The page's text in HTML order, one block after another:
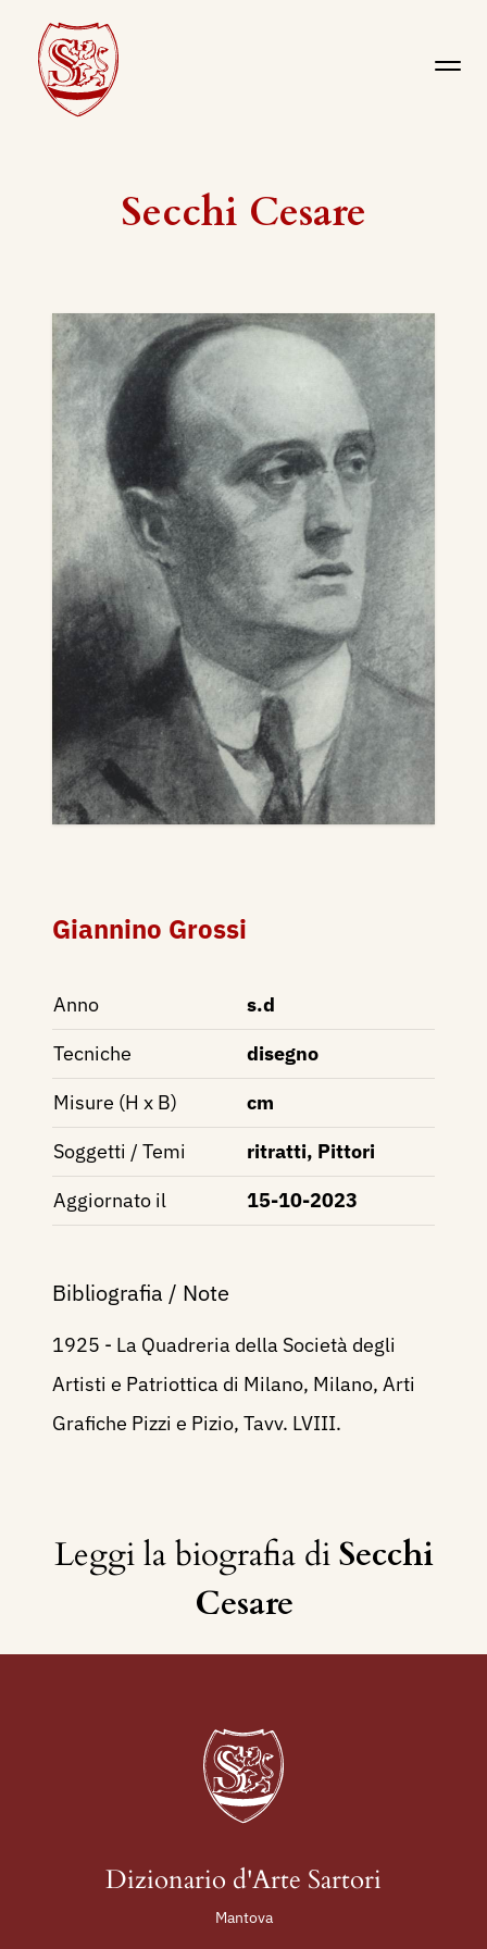
Secchi Cesare
Giannino Grossi
Anno
s.d
Tecniche
disegno
Misure (H x B)
cm
Soggetti / Temi
ritratti, Pittori
Aggiornato il
15-10-2023
Bibliografia / Note
1925 - La Quadreria della Società degli
Artisti e Patriottica di Milano, Milano, Arti
Grafiche Pizzi e Pizio, Tavv. LVIII.
Leggi la biografia diSecchi
Cesare
Dizionario d'Arte Sartori
Mantova